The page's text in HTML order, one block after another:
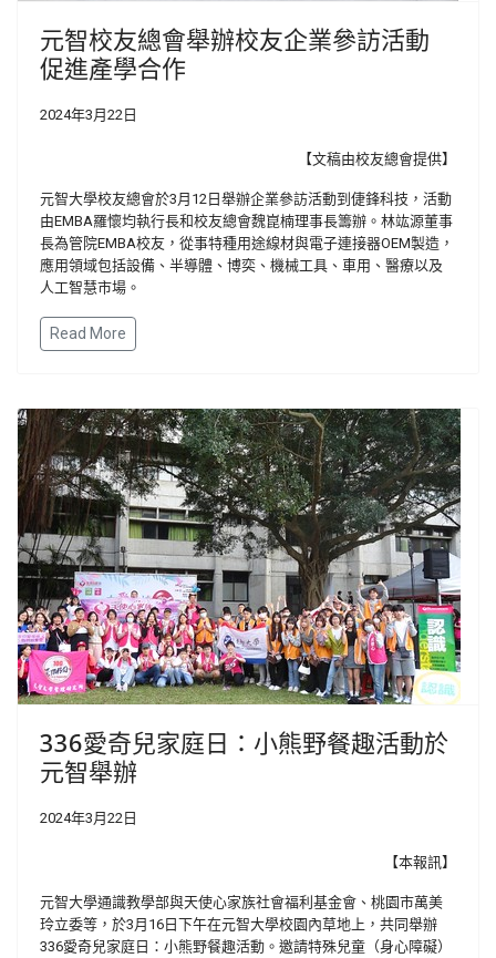
元智校友總會舉辦校友企業參訪活動
促進產學合作
2024年3月22日
【文稿由校友總會提供】
元智大學校友總會於3月12日舉辦企業參訪活動到倢鋒科技，活動
由EMBA羅懷均執行長和校友總會魏崑楠理事長籌辦。林竑源董事
長為管院EMBA校友，從事特種用途線材與電子連接器OEM製造，
應用領域包括設備、半導體、博奕、機械工具、車用、醫療以及
人工智慧市場。
Read More
336愛奇兒家庭日：小熊野餐趣活動於
元智舉辦
2024年3月22日
【本報訊】
元智大學通識教學部與天使心家族社會福利基金會、桃園市萬美
玲立委等，於3月16日下午在元智大學校園內草地上，共同舉辦
336愛奇兒家庭日：小熊野餐趣活動。邀請特殊兒童（身心障礙）